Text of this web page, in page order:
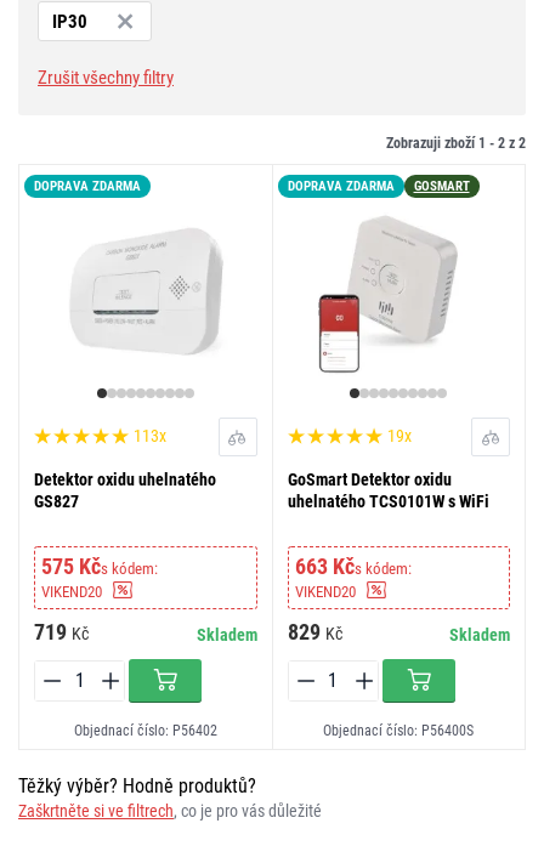
IP30
Zrušit všechny filtry
Zobrazuji zboží 1 - 2 z 2
DOPRAVA ZDARMA
113x
Detektor oxidu uhelnatého
GS827
575 Kčs kódem:
VIKEND20
719 Kč Skladem
Objednací číslo: P56402
DOPRAVA ZDARMA GOSMART
19x
GoSmart Detektor oxidu
uhelnatého TCS0101W s WiFi
663 Kčs kódem:
VIKEND20
829 Kč Skladem
Objednací číslo: P56400S
Těžký výběr? Hodně produktů?
Zaškrtněte si ve filtrech, co je pro vás důležité